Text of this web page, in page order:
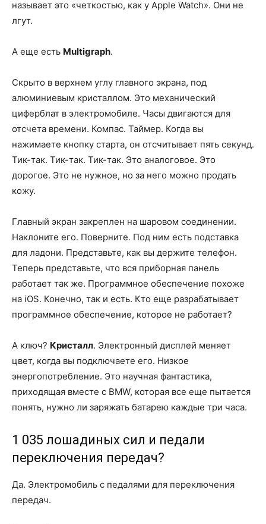
называет это «четкостью, как у Apple Watch». Они не
лгут.
А еще есть Multigraph.
Скрыто в верхнем углу главного экрана, под
алюминиевым кристаллом. Это механический
циферблат в электромобиле. Часы двигаются для
отсчета времени. Компас. Таймер. Когда вы
нажимаете кнопку старта, он отсчитывает пять секунд.
Тик-так. Тик-так. Тик-так. Это аналоговое. Это
дорогое. Это не нужное, но за него можно продать
кожу.
Главный экран закреплен на шаровом соединении.
Наклоните его. Поверните. Под ним есть подставка
для ладони. Представьте, как вы держите телефон.
Теперь представьте, что вся приборная панель
работает так же. Программное обеспечение похоже
на iOS. Конечно, так и есть. Кто еще разрабатывает
программное обеспечение, которое не работает?
А ключ? Кристалл. Электронный дисплей меняет
цвет, когда вы подключаете его. Низкое
энергопотребление. Это научная фантастика,
приходящая вместе с BMW, которая все еще пытается
понять, нужно ли заряжать батарею каждые три часа.
1 035 лошадиных сил и педали
переключения передач?
Да. Электромобиль с педалями для переключения
передач.